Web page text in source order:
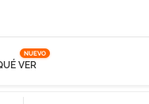
VER
NUEVO